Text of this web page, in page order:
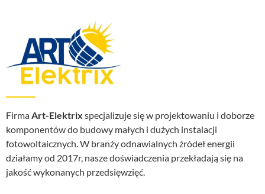
Firma Art-Elektrix specjalizuje się w projektowaniu i doborze
komponentów do budowy małych i dużych instalacji
fotowoltaicznych. W branży odnawialnych źródeł energii
działamy od 2017r, nasze doświadczenia przekładają się na
jakość wykonanych przedsięwzięć.